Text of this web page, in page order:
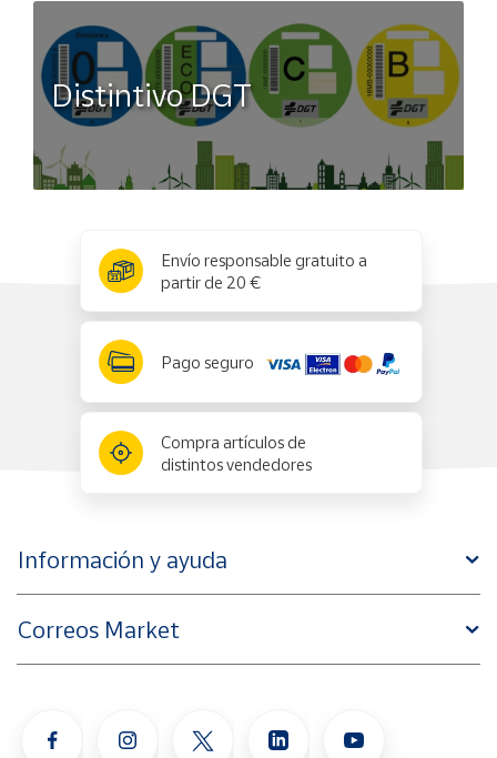
Distintivo DGT
Envío responsable gratuito a
partir de 20 €
Pago seguro
Compra artículos de
distintos vendedores
Información y ayuda
Correos Market